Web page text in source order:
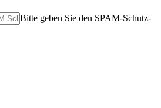
Bitte geben Sie den SPAM-Schutz-